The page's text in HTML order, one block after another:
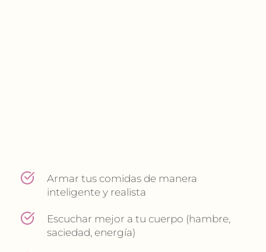
Armar tus comidas de manera
inteligente y realista
Escuchar mejor a tu cuerpo (hambre,
saciedad, energía)